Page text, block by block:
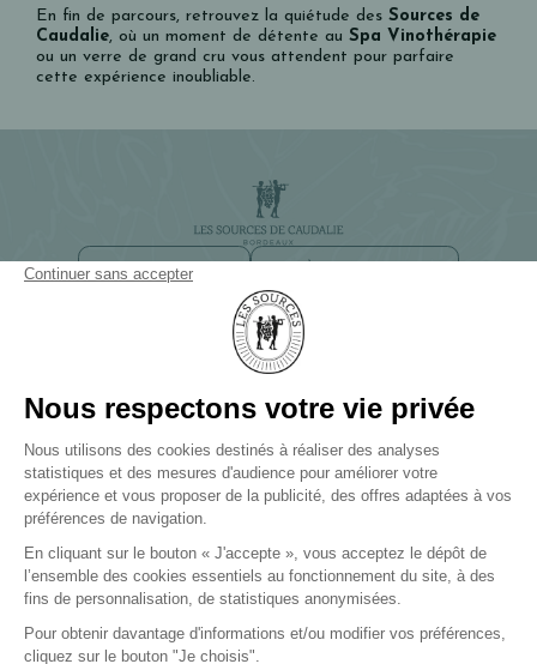
En fin de parcours, retrouvez la quiétude des Sources de
Caudalie, où un moment de détente au Spa Vinothérapie
ou un verre de grand cru vous attendent pour parfaire
cette expérience inoubliable.
NEWSLETTER ACCÈS ET CONTACT
33650 BORDEAUX-MARTILLAC
+33(0)5 57 83 83 83
LES SOURCES DE CAUDALIE
LES SOURCES DE CHEVERNY
Hôtel 5 étoiles et 2 Clefs Michelin
LES SOURCES DE VOUGEOT
Hôtel 5 étoiles
PRESSE